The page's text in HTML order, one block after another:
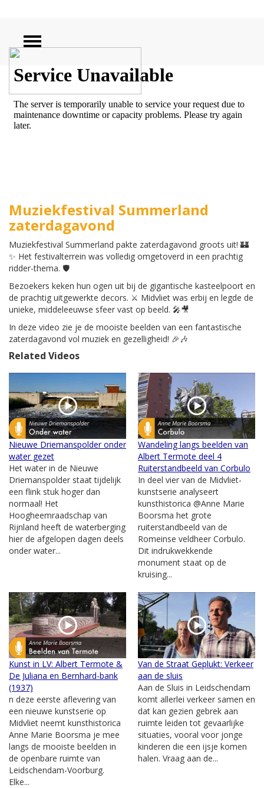
ZOEKEN
Muziekfestival Summerland
zaterdagavond
Muziekfestival Summerland pakte zaterdagavond groots uit! 🏰
✨ Het festivalterrein was volledig omgetoverd in een prachtig
ridder-thema. 🛡️
Bezoekers keken hun ogen uit bij de gigantische kasteelpoort en
de prachtig uitgewerkte decors. ⚔️ Midvliet was erbij en legde de
unieke, middeleeuwse sfeer vast op beeld. 🎤🎥
In deze video zie je de mooiste beelden van een fantastische
zaterdagavond vol muziek en gezelligheid! 🎉🎶
Related Videos
Nieuwe Driemanspolder onder
water gezet
Het water in de Nieuwe
Driemanspolder staat tijdelijk
een flink stuk hoger dan
normaal! Het
Hoogheemraadschap van
Rijnland heeft de waterberging
hier de afgelopen dagen deels
onder water...
Wandeling langs beelden van
Albert Termote deel 4
Ruiterstandbeeld van Corbulo
In deel vier van de Midvliet-
kunstserie analyseert
kunsthistorica @Anne Marie
Boorsma het grote
ruiterstandbeeld van de
Romeinse veldheer Corbulo.
Dit indrukwekkende
monument staat op de
kruising...
Kunst in LV: Albert Termote &
De Juliana en Bernhard-bank
(1937)
n deze eerste aflevering van
een nieuwe kunstserie op
Midvliet neemt kunsthistorica
Anne Marie Boorsma je mee
langs de mooiste beelden in
de openbare ruimte van
Leidschendam-Voorburg.
Elke...
Van de Straat Geplukt: Verkeer
aan de sluis
Aan de Sluis in Leidschendam
komt allerlei verkeer samen en
dat kan gezien gebrek aan
ruimte leiden tot gevaarlijke
situaties, vooral voor jonge
kinderen die een ijsje komen
halen. Vraag aan de...